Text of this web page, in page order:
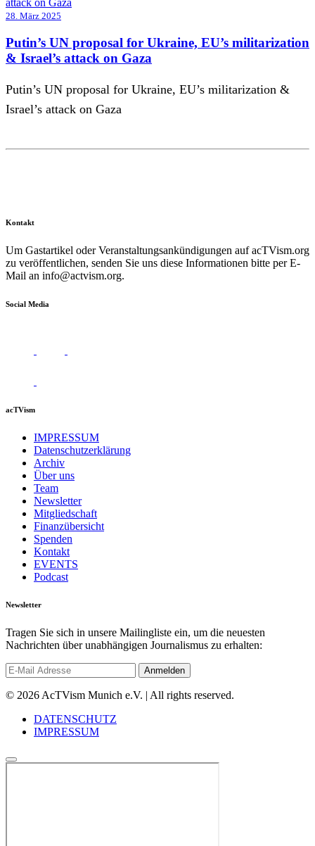
28. März 2025
Putin’s UN proposal for Ukraine, EU’s militarization
& Israel’s attack on Gaza
Putin’s UN proposal for Ukraine, EU’s militarization &
Israel’s attack on Gaza
Kontakt
Um Gastartikel oder Veranstaltungsankündigungen auf acTVism.org
zu veröffentlichen, senden Sie uns diese Informationen bitte per E-
Mail an info@actvism.org.
Social Media
acTVism
IMPRESSUM
Datenschutzerklärung
Archiv
Über uns
Team
Newsletter
Mitgliedschaft
Finanzübersicht
Spenden
Kontakt
EVENTS
Podcast
Newsletter
Tragen Sie sich in unsere Mailingliste ein, um die neuesten
Nachrichten über unabhängigen Journalismus zu erhalten:
© 2026 AcTVism Munich e.V. | All rights reserved.
DATENSCHUTZ
IMPRESSUM